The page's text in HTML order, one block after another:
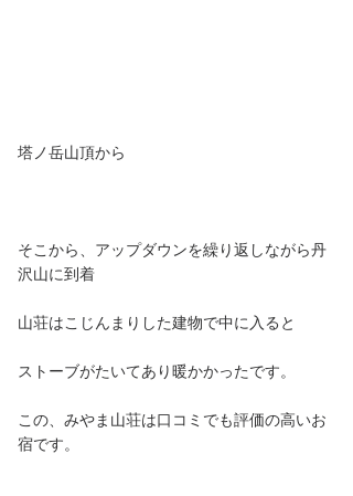
塔ノ岳山頂から
そこから、アップダウンを繰り返しながら丹
沢山に到着
山荘はこじんまりした建物で中に入ると
ストーブがたいてあり暖かかったです。
この、みやま山荘は口コミでも評価の高いお
宿です。